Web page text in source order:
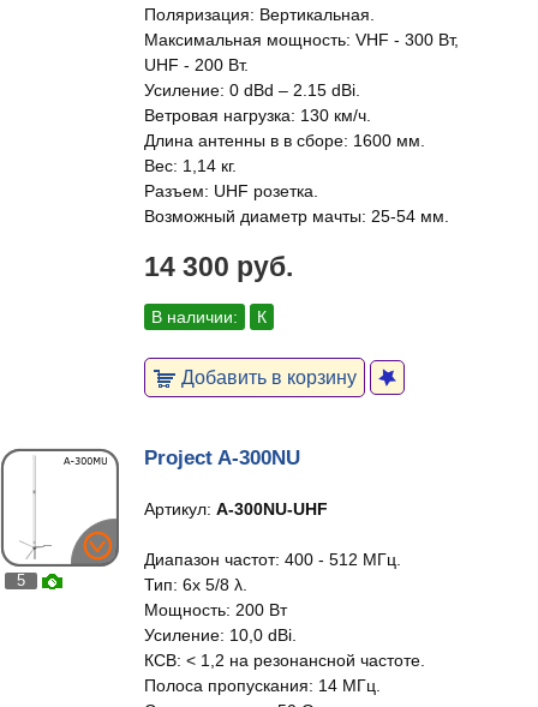
Поляризация: Вертикальная.
Максимальная мощность: VHF - 300 Вт,
UHF - 200 Вт.
Усиление: 0 dBd – 2.15 dBi.
Ветровая нагрузка: 130 км/ч.
Длина антенны в в сборе: 1600 мм.
Вес: 1,14 кг.
Разъем: UHF розетка.
Возможный диаметр мачты: 25-54 мм.
14 300 руб.
В наличии: К
Добавить в корзину
5
Project A-300NU
Артикул: A-300NU-UHF
Диапазон частот: 400 - 512 МГц.
Тип: 6x 5/8 λ.
Мощность: 200 Вт
Усиление: 10,0 dBi.
КСВ: < 1,2 на резонансной частоте.
Полоса пропускания: 14 МГц.